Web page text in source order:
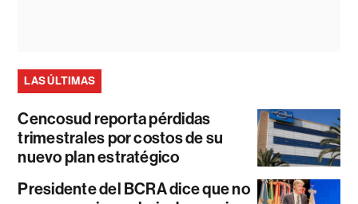
LAS ÚLTIMAS
Cencosud reporta pérdidas
trimestrales por costos de su
nuevo plan estratégico
Presidente del BCRA dice que no